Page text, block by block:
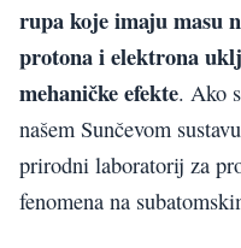
rupa koje imaju masu
protona i elektrona
mehaničke efekte. Ako
našem Sunčevom
prirodni laboratorij za
fenomena na